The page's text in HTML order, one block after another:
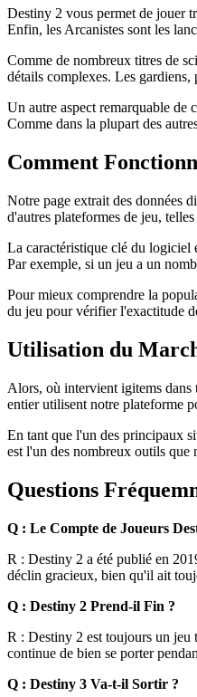
Destiny 2 vous permet de jouer
Enfin, les Arcanistes sont les
Comme de nombreux titres de
détails complexes. Les
Un autre aspect remarquable de
Comme dans la plupart des
Comment
Notre page extrait des données
d'autres plateformes de jeu,
La caractéristique clé du logiciel
Par exemple, si un jeu a un
Pour mieux comprendre la
du jeu pour vérifier l'exactitude
Utilisation du
Alors, où intervient igitems dans
entier utilisent notre plateforme
En tant que l'un des principaux
est l'un des nombreux outils que
Questions
Q : Le Compte de Joueurs
R : Destiny 2 a été publié en
déclin gracieux, bien qu'il ait
Q : Destiny 2 Prend-il Fin ?
R : Destiny 2 est toujours un jeu
continue de bien se porter
Q : Destiny 3 Va-t-il Sortir ?